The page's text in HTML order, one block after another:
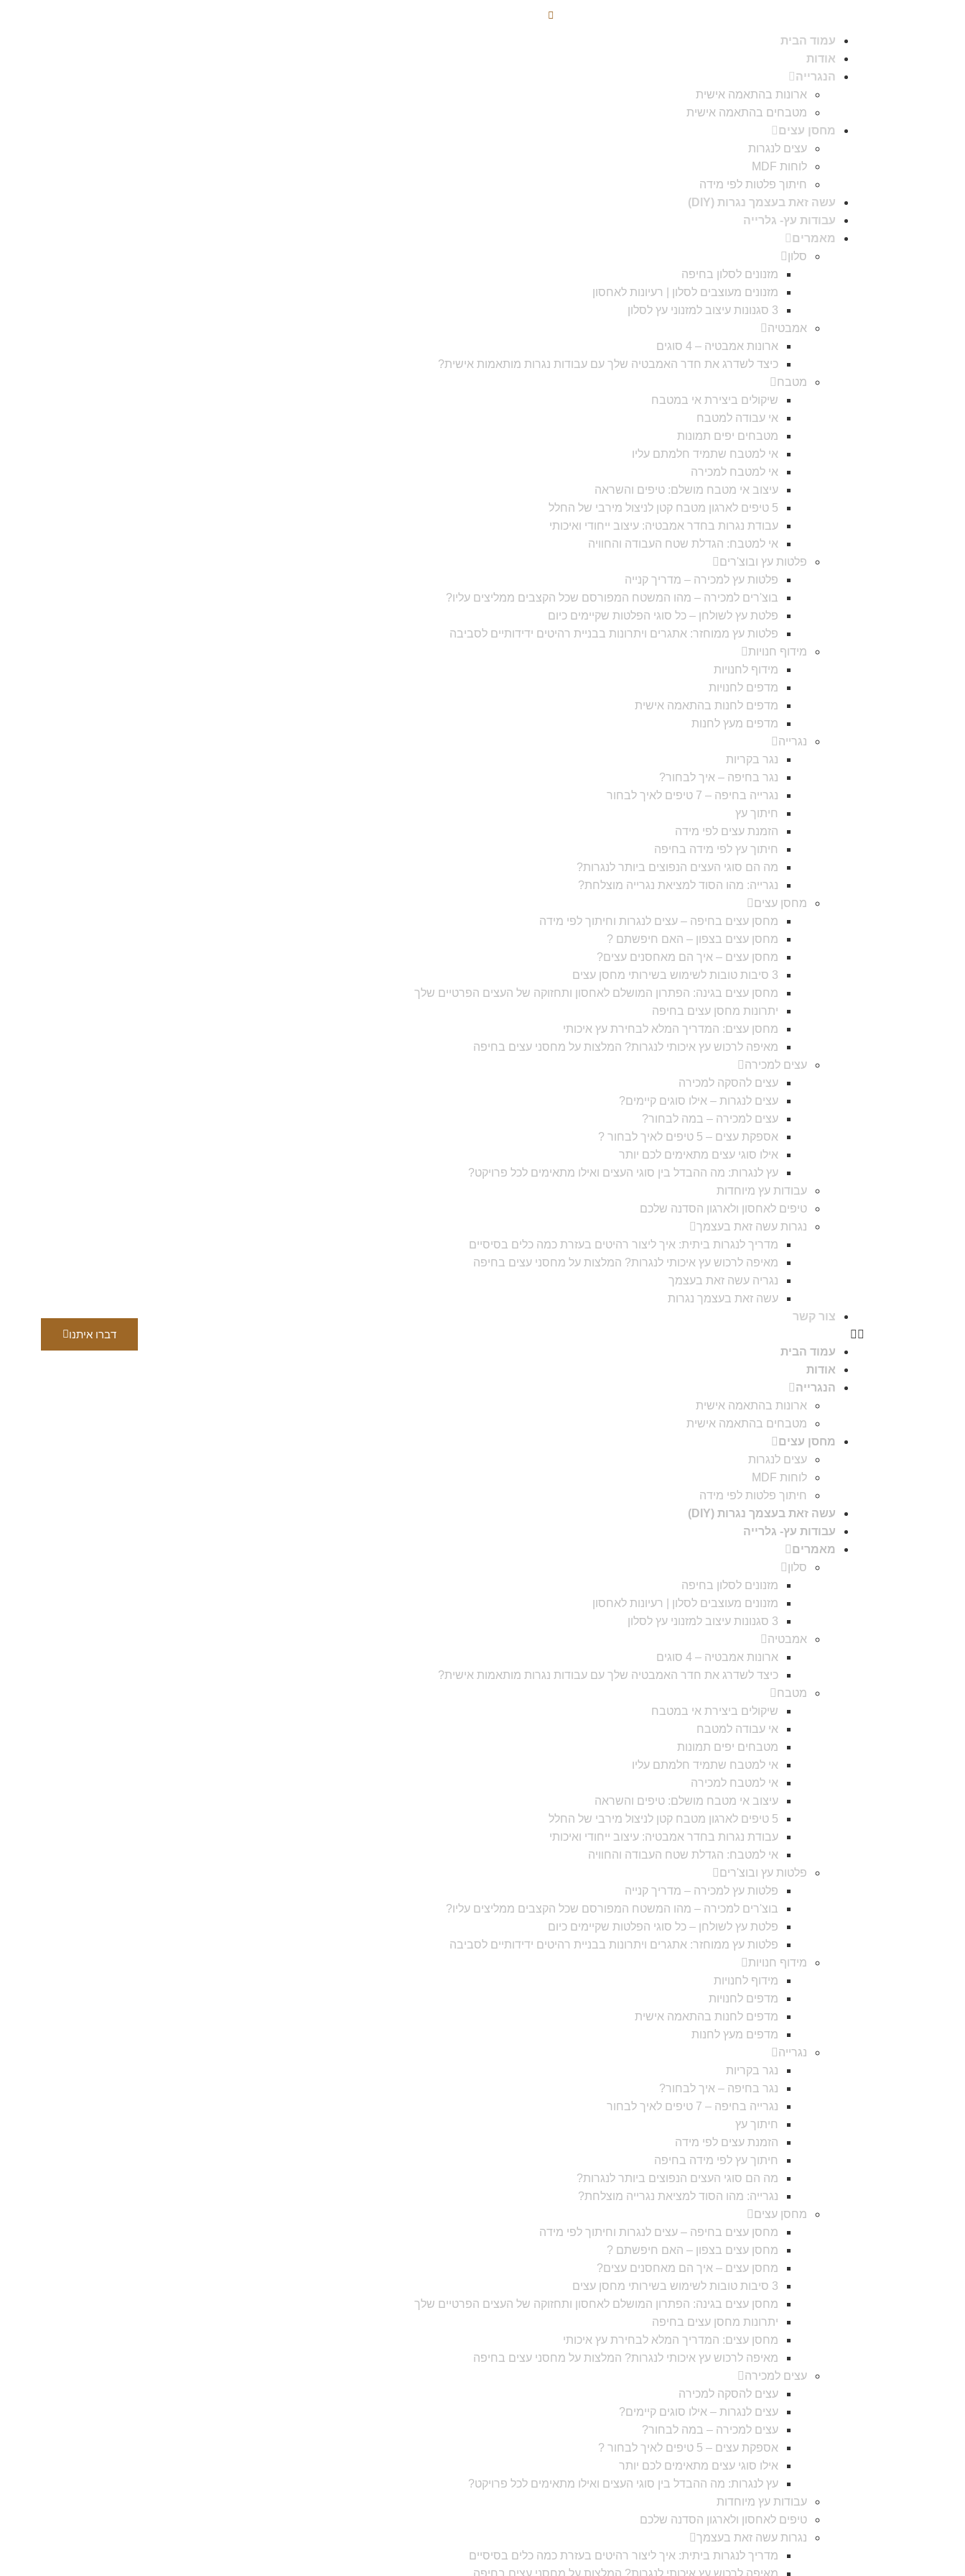
עמוד הבית
אודות
הנגרייה
ארונות בהתאמה אישית
מטבחים בהתאמה אישית
מחסן עצים
עצים לנגרות
לוחות MDF
חיתוך פלטות לפי מידה
עשה זאת בעצמך נגרות (DIY)
עבודות עץ- גלרייה
מאמרים
סלון
מזנונים לסלון בחיפה
מזנונים מעוצבים לסלון | רעיונות לאחסון
3 סגנונות עיצוב למזנוני עץ לסלון
אמבטיה
ארונות אמבטיה – 4 סוגים
כיצד לשדרג את חדר האמבטיה שלך עם עבודות נגרות מותאמות אישית?
מטבח
שיקולים ביצירת אי במטבח
אי עבודה למטבח
מטבחים יפים תמונות
אי למטבח שתמיד חלמתם עליו
אי למטבח למכירה
עיצוב אי מטבח מושלם: טיפים והשראה
5 טיפים לארגון מטבח קטן לניצול מירבי של החלל
עבודת נגרות בחדר אמבטיה: עיצוב ייחודי ואיכותי
אי למטבח: הגדלת שטח העבודה והחוויה
פלטות עץ ובוצ'רים
פלטות עץ למכירה – מדריך קנייה
בוצ'רים למכירה – מהו המשטח המפורסם שכל הקצבים ממליצים עליו?
פלטת עץ לשולחן – כל סוגי הפלטות שקיימים כיום
פלטות עץ ממוחזר: אתגרים ויתרונות בבניית רהיטים ידידותיים לסביבה
מידוף חנויות
מידוף לחנויות
מדפים לחנויות
מדפים לחנות בהתאמה אישית
מדפים מעץ לחנות
נגרייה
נגר בקריות
נגר בחיפה – איך לבחור?
נגרייה בחיפה – 7 טיפים לאיך לבחור
חיתוך עץ
הזמנת עצים לפי מידה
חיתוך עץ לפי מידה בחיפה
מה הם סוגי העצים הנפוצים ביותר לנגרות?
נגרייה: מהו הסוד למציאת נגרייה מוצלחת?
מחסן עצים
מחסן עצים בחיפה – עצים לנגרות וחיתוך לפי מידה
מחסן עצים בצפון – האם חיפשתם ?
מחסן עצים – איך הם מאחסנים עצים?
3 סיבות טובות לשימוש בשירותי מחסן עצים
מחסן עצים בגינה: הפתרון המושלם לאחסון ותחזוקה של העצים הפרטיים שלך
יתרונות מחסן עצים בחיפה
מחסן עצים: המדריך המלא לבחירת עץ איכותי
מאיפה לרכוש עץ איכותי לנגרות? המלצות על מחסני עצים בחיפה
עצים למכירה
עצים להסקה למכירה
עצים לנגרות – אילו סוגים קיימים?
עצים למכירה – במה לבחור?
אספקת עצים – 5 טיפים לאיך לבחור ?
אילו סוגי עצים מתאימים לכם יותר
עץ לנגרות: מה ההבדל בין סוגי העצים ואילו מתאימים לכל פרויקט?
עבודות עץ מיוחדות
טיפים לאחסון ולארגון הסדנה שלכם
נגרות עשה זאת בעצמך
מדריך לנגרות ביתית: איך ליצור רהיטים בעזרת כמה כלים בסיסיים
מאיפה לרכוש עץ איכותי לנגרות? המלצות על מחסני עצים בחיפה
נגריה עשה זאת בעצמך
עשה זאת בעצמך נגרות
צור קשר
עמוד הבית
אודות
הנגרייה
ארונות בהתאמה אישית
מטבחים בהתאמה אישית
מחסן עצים
עצים לנגרות
לוחות MDF
חיתוך פלטות לפי מידה
עשה זאת בעצמך נגרות (DIY)
עבודות עץ- גלרייה
מאמרים
סלון
מזנונים לסלון בחיפה
מזנונים מעוצבים לסלון | רעיונות לאחסון
3 סגנונות עיצוב למזנוני עץ לסלון
אמבטיה
ארונות אמבטיה – 4 סוגים
כיצד לשדרג את חדר האמבטיה שלך עם עבודות נגרות מותאמות אישית?
מטבח
שיקולים ביצירת אי במטבח
אי עבודה למטבח
מטבחים יפים תמונות
אי למטבח שתמיד חלמתם עליו
אי למטבח למכירה
עיצוב אי מטבח מושלם: טיפים והשראה
5 טיפים לארגון מטבח קטן לניצול מירבי של החלל
עבודת נגרות בחדר אמבטיה: עיצוב ייחודי ואיכותי
אי למטבח: הגדלת שטח העבודה והחוויה
פלטות עץ ובוצ'רים
פלטות עץ למכירה – מדריך קנייה
בוצ'רים למכירה – מהו המשטח המפורסם שכל הקצבים ממליצים עליו?
פלטת עץ לשולחן – כל סוגי הפלטות שקיימים כיום
פלטות עץ ממוחזר: אתגרים ויתרונות בבניית רהיטים ידידותיים לסביבה
מידוף חנויות
מידוף לחנויות
מדפים לחנויות
מדפים לחנות בהתאמה אישית
מדפים מעץ לחנות
נגרייה
נגר בקריות
נגר בחיפה – איך לבחור?
נגרייה בחיפה – 7 טיפים לאיך לבחור
חיתוך עץ
הזמנת עצים לפי מידה
חיתוך עץ לפי מידה בחיפה
מה הם סוגי העצים הנפוצים ביותר לנגרות?
נגרייה: מהו הסוד למציאת נגרייה מוצלחת?
מחסן עצים
מחסן עצים בחיפה – עצים לנגרות וחיתוך לפי מידה
מחסן עצים בצפון – האם חיפשתם ?
מחסן עצים – איך הם מאחסנים עצים?
3 סיבות טובות לשימוש בשירותי מחסן עצים
מחסן עצים בגינה: הפתרון המושלם לאחסון ותחזוקה של העצים הפרטיים שלך
יתרונות מחסן עצים בחיפה
מחסן עצים: המדריך המלא לבחירת עץ איכותי
מאיפה לרכוש עץ איכותי לנגרות? המלצות על מחסני עצים בחיפה
עצים למכירה
עצים להסקה למכירה
עצים לנגרות – אילו סוגים קיימים?
עצים למכירה – במה לבחור?
אספקת עצים – 5 טיפים לאיך לבחור ?
אילו סוגי עצים מתאימים לכם יותר
עץ לנגרות: מה ההבדל בין סוגי העצים ואילו מתאימים לכל פרויקט?
עבודות עץ מיוחדות
טיפים לאחסון ולארגון הסדנה שלכם
נגרות עשה זאת בעצמך
מדריך לנגרות ביתית: איך ליצור רהיטים בעזרת כמה כלים בסיסיים
מאיפה לרכוש עץ איכותי לנגרות? המלצות על מחסני עצים בחיפה
דברו איתנו